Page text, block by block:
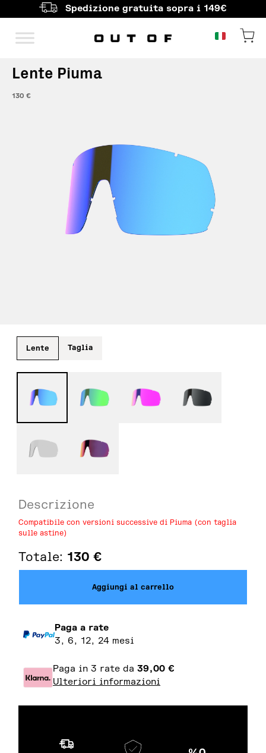
Spedizione gratuita sopra i 149€
Navigazione principale
Lente Piuma
130 €
Lente Taglia
Descrizione
Compatibile con versioni successive di Piuma (con taglia
sulle astine)
Totale: 130 €
Aggiungi al carrello
Paga a rate
3, 6, 12, 24 mesi
Paga in 3 rate da39,00 €
Ulteriori informazioni